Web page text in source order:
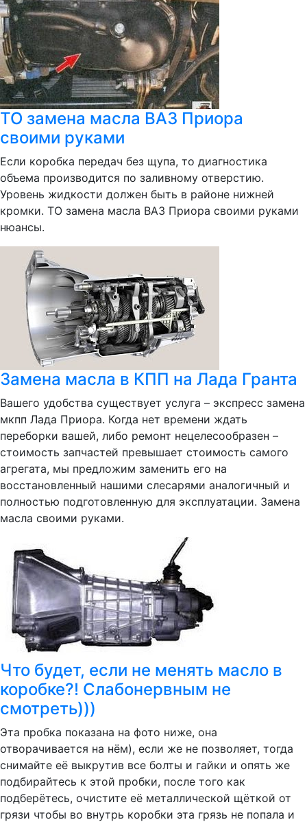
ТО замена масла ВАЗ Приора
своими руками
Если коробка передач без щупа, то диагностика
объема производится по заливному отверстию.
Уровень жидкости должен быть в районе нижней
кромки. ТО замена масла ВАЗ Приора своими руками
нюансы.
Замена масла в КПП на Лада Гранта
Вашего удобства существует услуга – экспресс замена
мкпп Лада Приора. Когда нет времени ждать
переборки вашей, либо ремонт нецелесообразен –
стоимость запчастей превышает стоимость самого
агрегата, мы предложим заменить его на
восстановленный нашими слесарями аналогичный и
полностью подготовленную для эксплуатации. Замена
масла своими руками.
Что будет, если не менять масло в
коробке?! Слабонервным не
смотреть)))
Эта пробка показана на фото ниже, она
отворачивается на нём), если же не позволяет, тогда
снимайте её выкрутив все болты и гайки и опять же
подбирайтесь к этой пробки, после того как
подберётесь, очистите её металлической щёткой от
грязи чтобы во внутрь коробки эта грязь не попала и